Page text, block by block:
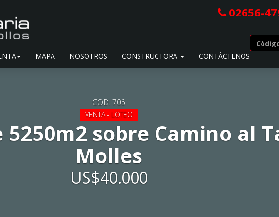
02656-
MAPA NOSOTROS CONSTRUCTORA CONTÁCTENOS
COD: 706
VENTA - LOTEO
sobre Camino al
Molles
US$40.000